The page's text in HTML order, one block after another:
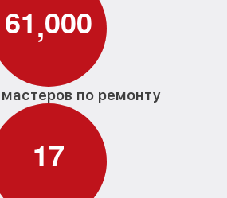
61,000
по ремонту
17